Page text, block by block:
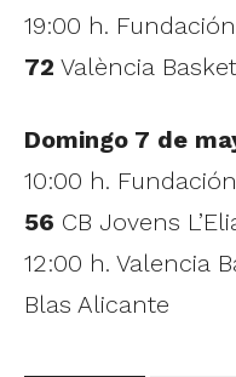
19:00 h.
72 València Basket
Domingo 7 de
10:00 h.
56 CB Jovens
12:00 h. Valencia
Blas Alicante